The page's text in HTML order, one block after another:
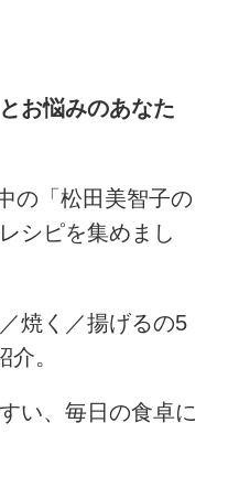
お悩みのあなた
の「松田美智子の
シピを集めまし
焼く／揚げるの5
。
い、毎日の食卓に